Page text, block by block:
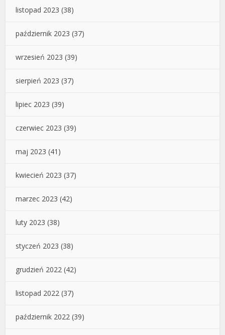
listopad 2023 (38)
październik 2023 (37)
wrzesień 2023 (39)
sierpień 2023 (37)
lipiec 2023 (39)
czerwiec 2023 (39)
maj 2023 (41)
kwiecień 2023 (37)
marzec 2023 (42)
luty 2023 (38)
styczeń 2023 (38)
grudzień 2022 (42)
listopad 2022 (37)
październik 2022 (39)